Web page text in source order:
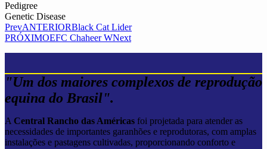
Pedigree
Genetic Disease
PrevANTERIORBlack Cat Lider
PRÓXIMOEFC Chaheer WNext
"Um dos maiores complexos de reprodução
equina do Brasil".
A Central Rancho das Américas foi projetada para atender as
necessidades de importantes garanhões e reprodutoras, com amplas
instalações e pastagens cultivadas, proporcionando conforto e